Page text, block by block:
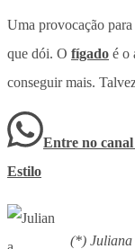
Uma provocação
que dói. O fígado é o
conseguir mais.
Entre no
Estilo
(*) Juliana